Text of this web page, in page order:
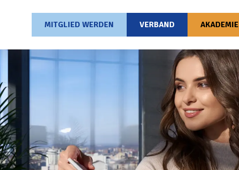
MITGLIED WERDEN VERBAND AKADEMIE